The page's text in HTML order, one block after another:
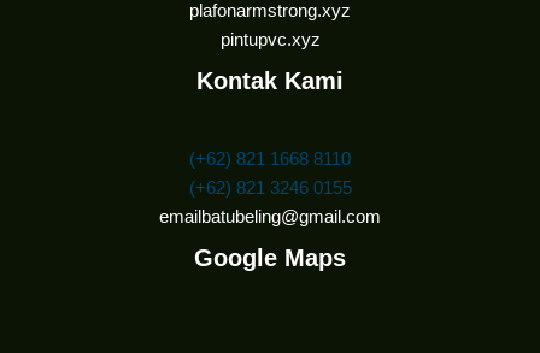
plafonarmstrong.xyz
pintupvc.xyz
Kontak Kami
(+62) 821 1668 8110
(+62) 821 3246 0155
emailbatubeling@gmail.com
Google Maps